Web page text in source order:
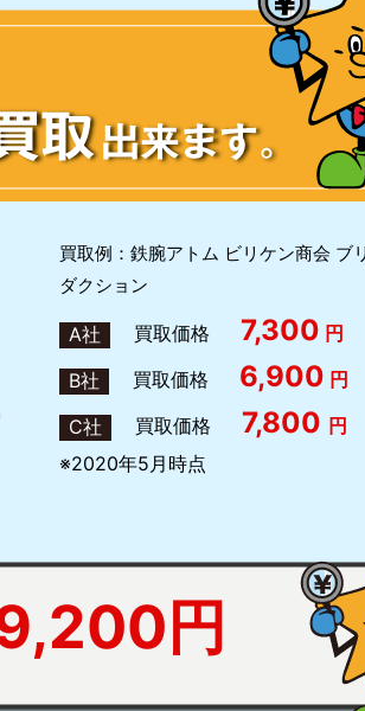
買取例：鉄腕アトム ビリケン商会 ブ
ダクション
A社 買取価格 7,300 円
B社
買取価格 6,900 円
C社
買取価格 7,800 円
※2020年5月時点
円